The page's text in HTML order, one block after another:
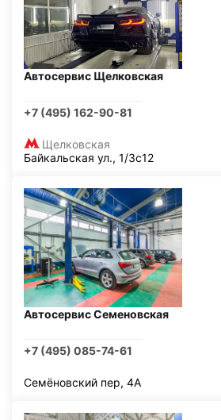
Автосервис Щелковская
+7 (495) 162-90-81
Щелковская
Байкальская ул., 1/3с12
Автосервис Семеновская
+7 (495) 085-74-61
Семёновский пер, 4А